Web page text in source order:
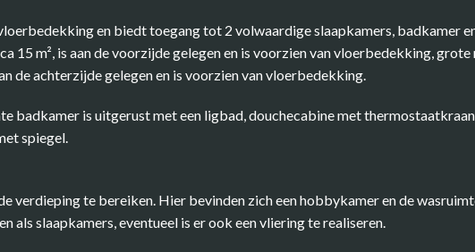
en biedt toegang tot 2 volwaardige slaapkamers, badkamer
15 m², is aan de voorzijde gelegen en is voorzien van vloerbedekking,
de achterzijde gelegen en is voorzien van vloerbedekking.
badkamer is uitgerust met een ligbad, douchecabine met
spiegel.
verdieping te bereiken. Hier bevinden zich een hobbykamer en de
als slaapkamers, eventueel is er ook een vliering te realiseren.